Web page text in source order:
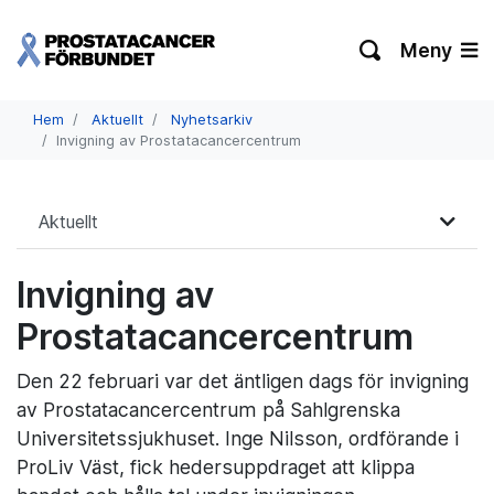
Meny
Hem Aktuellt
Nyhetsarkiv
Invigning av Prostatacancercentrum
Aktuellt
Invigning av
Prostatacancercentrum
Den 22 februari var det äntligen dags för invigning
av Prostatacancercentrum på Sahlgrenska
Universitetssjukhuset. Inge Nilsson, ordförande i
ProLiv Väst, fick hedersuppdraget att klippa